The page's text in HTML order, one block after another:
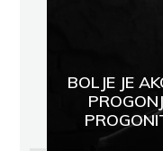
BOLJE JE